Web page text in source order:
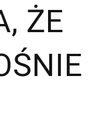
ŻE